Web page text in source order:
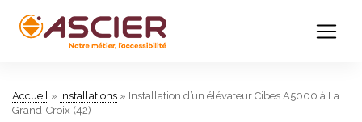
Accueil » Installations » Installation d’un élévateur Cibes A5000 à La
Grand-Croix (42)